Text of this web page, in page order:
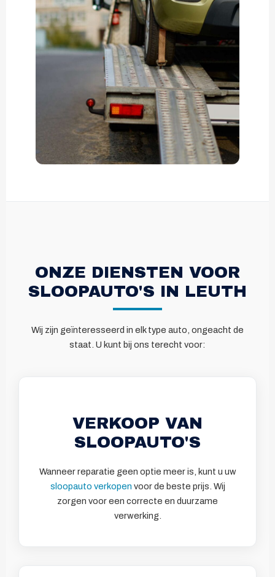
ONZE DIENSTEN VOOR
SLOOPAUTO'S IN LEUTH
Wij zijn geïnteresseerd in elk type auto, ongeacht de
staat. U kunt bij ons terecht voor:
VERKOOP VAN
SLOOPAUTO'S
Wanneer reparatie geen optie meer is, kunt u uw
sloopauto verkopen voor de beste prijs. Wij
zorgen voor een correcte en duurzame
verwerking.